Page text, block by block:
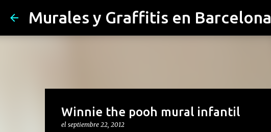
Murales y Graffitis en Barcelona
Winnie the pooh mural infantil
el septiembre 22, 2012